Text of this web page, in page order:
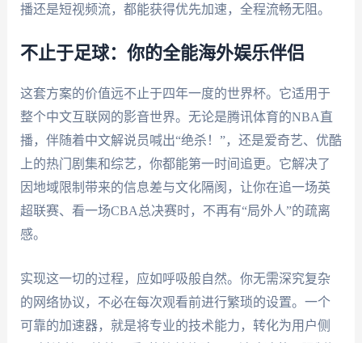
播还是短视频流，都能获得优先加速，全程流畅无阻。
不止于足球：你的全能海外娱乐伴侣
这套方案的价值远不止于四年一度的世界杯。它适用于
整个中文互联网的影音世界。无论是腾讯体育的NBA直
播，伴随着中文解说员喊出“绝杀！”，还是爱奇艺、优酷
上的热门剧集和综艺，你都能第一时间追更。它解决了
因地域限制带来的信息差与文化隔阂，让你在追一场英
超联赛、看一场CBA总决赛时，不再有“局外人”的疏离
感。
实现这一切的过程，应如呼吸般自然。你无需深究复杂
的网络协议，不必在每次观看前进行繁琐的设置。一个
可靠的加速器，就是将专业的技术能力，转化为用户侧